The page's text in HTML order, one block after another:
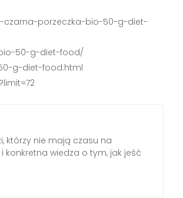
czarna-porzeczka-bio-50-g-diet-
50-g-diet-food/
g-diet-food.html
którzy nie mają czasu na
konkretna wiedza o tym, jak jeść